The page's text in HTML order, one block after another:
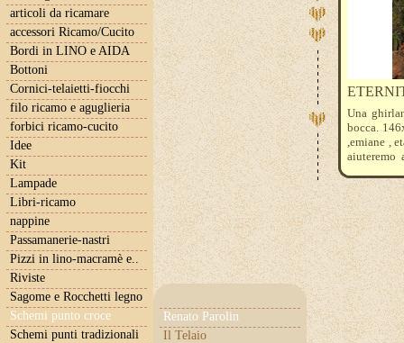
articoli da ricamare
accessori Ricamo/Cucito
Bordi in LINO e AIDA
Bottoni
Cornici-telaietti-fiocchi
filo ricamo e aguglieria
forbici ricamo-cucito
Idee
Kit
Lampade
Libri-ricamo
nappine
Passamanerie-nastri
Pizzi in lino-macramè e..
Riviste
Sagome e Rocchetti legno
Schemi punto croce
Renato Parolin
Il Telaio
Schemi punti tradizionali
Una
bocca.
,emiane ,
il